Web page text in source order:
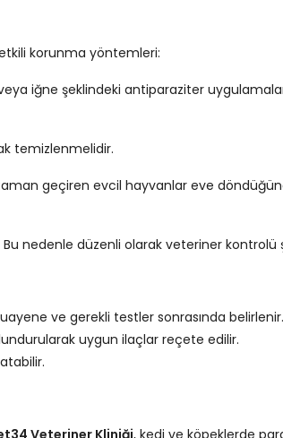
korunma yöntemleri:
iğne şeklindeki antiparaziter
temizlenmelidir.
geçiren evcil hayvanlar eve
nedenle düzenli olarak veteriner kontrolü
ve gerekli testler sonrasında
uygun ilaçlar reçete edilir.